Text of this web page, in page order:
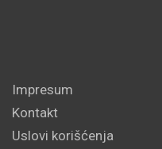
Impresum
Kontakt
Uslovi korišćenja